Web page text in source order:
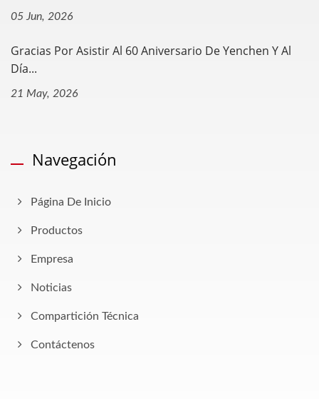
05 Jun, 2026
Gracias Por Asistir Al 60 Aniversario De Yenchen Y Al
Día...
21 May, 2026
Navegación
Página De Inicio
Productos
Empresa
Noticias
Compartición Técnica
Contáctenos